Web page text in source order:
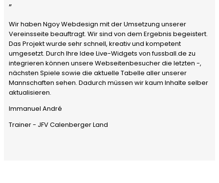
”
Wir haben Ngoy Webdesign mit der Umsetzung unserer
Vereinsseite beauftragt. Wir sind von dem Ergebnis begeistert.
Das Projekt wurde sehr schnell, kreativ und kompetent
umgesetzt. Durch Ihre Idee Live-Widgets von fussball.de zu
integrieren können unsere Webseitenbesucher die letzten -,
nächsten Spiele sowie die aktuelle Tabelle aller unserer
Mannschaften sehen. Dadurch müssen wir kaum Inhalte selber
aktualisieren.
Immanuel André
Trainer - JFV Calenberger Land